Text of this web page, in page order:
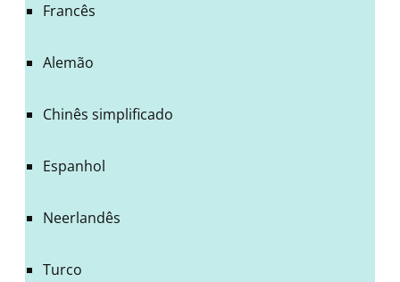
Francês
Alemão
Chinês simplificado
Espanhol
Neerlandês
Turco